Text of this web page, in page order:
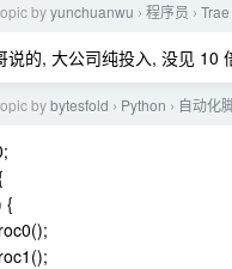
byyunchuanwu › 程序员 ›
说的, 大公司纯投入, 没见 10
bybytesfold › Python › 自动化
{